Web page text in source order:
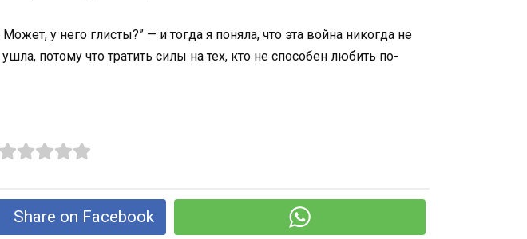
у него глисты?” — и тогда я поняла, что эта война никогда не
потому что тратить силы на тех, кто не способен любить по-
Share on Facebook